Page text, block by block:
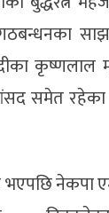
कृष्णलाल
समेत
नेकपा